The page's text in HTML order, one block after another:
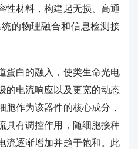
性材料，构建起无损、高通
的物理融合和信息检测接
蛋白的融入，使类生命光电
的电流响应以及更宽的动态
胞作为该器件的核心成分，
具有调控作用，随细胞接种
流逐渐增加并趋于饱和。 此